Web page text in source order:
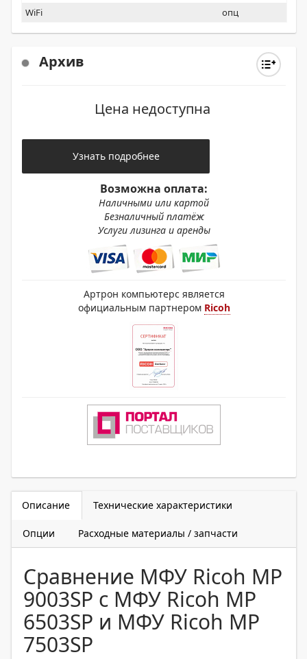
WiFi
опц
Архив
Цена недоступна
Узнать подробнее
Возможна оплата:
Наличными или картой
Безналичный платёж
Услуги лизинга и аренды
Артрон компьютерс является
официальным партнером Ricoh
Описание Технические характеристики
Опции Расходные материалы / запчасти
Сравнение МФУ Ricoh MP
9003SP с МФУ Ricoh MP
6503SP и МФУ Ricoh MP
7503SP